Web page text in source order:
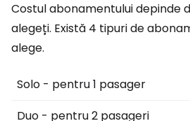
Costul abonamentului depinde
alegeți. Există 4 tipuri de
alege.
Solo - pentru 1 pasager
Duo - pentru 2 pasageri